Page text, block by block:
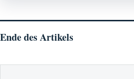
Ende des Artikels